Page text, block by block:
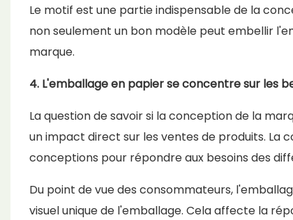
Le motif est une partie indispensable de la
non seulement un bon modèle peut embellir
marque.
4. L'emballage en papier se concentre sur les
La question de savoir si la conception de la
un impact direct sur les ventes de produits. La
conceptions pour répondre aux besoins des
Du point de vue des consommateurs,
visuel unique de l'emballage. Cela affecte la